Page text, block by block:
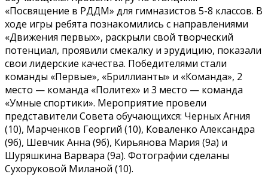
«Посвящение в РДДМ» для гимназистов 5-8 классов. В
ходе игры ребята познакомились с направлениями
«Движения первых», раскрыли свой творческий
потенциал, проявили смекалку и эрудицию, показали
свои лидерские качества. Победителями стали
команды «Первые», «Бриллианты» и «Команда», 2
место — команда «Политех» и 3 место — команда
«Умные спортики». Мероприятие провели
представители Совета обучающихся: Черных Агния
(10), Марченков Георгий (10), Коваленко Александра
(9б), Шевчик Анна (9б), Кирьянова Мария (9а) и
Шуряшкина Варвара (9а). Фотографии сделаны
Сухоруковой Миланой (10).